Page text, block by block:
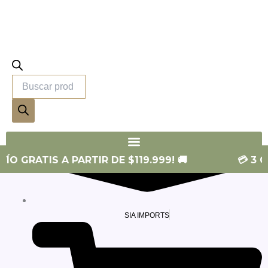
SIA IMPORTS
GRATIS A PARTIR DE $119.999! 🚚 💳 3